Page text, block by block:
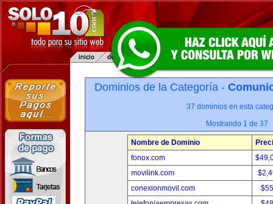
Dominios de la Categoría -
37 dominios en esta
Mostrando 1 de 37
Nombre de Dominio
fonox.com
movilink.com
conexionmovil.com